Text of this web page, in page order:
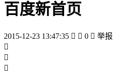
百度新首页
2015-12-23 13:47:35   0  举报


